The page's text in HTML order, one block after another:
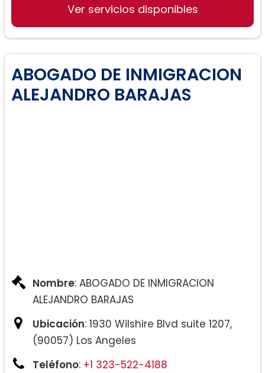
Ver servicios disponibles
ABOGADO DE INMIGRACION
ALEJANDRO BARAJAS
Nombre: ABOGADO DE INMIGRACION
ALEJANDRO BARAJAS
Ubicación: 1930 Wilshire Blvd suite 1207,
(90057) Los Angeles
Teléfono: +1 323-522-4188